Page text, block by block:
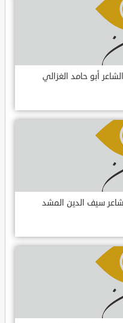
أبو حامد الغزالي
سيف الدين المشد